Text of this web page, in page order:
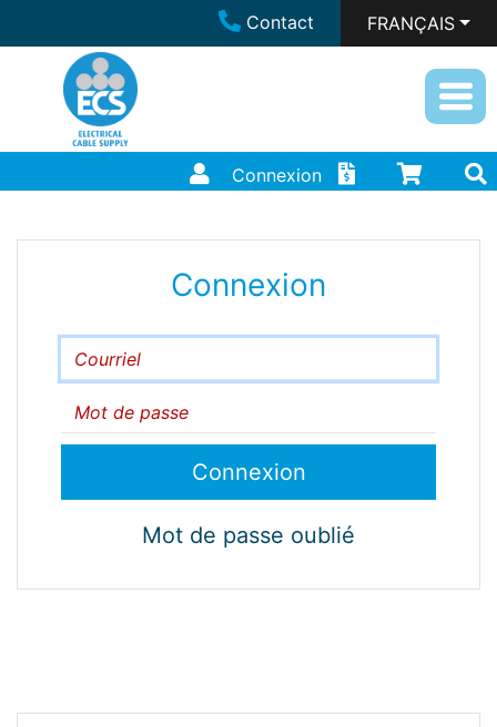
Contact FRANÇAIS
Connexion
Connexion
Courriel
Mot de passe
Mot de passe oublié